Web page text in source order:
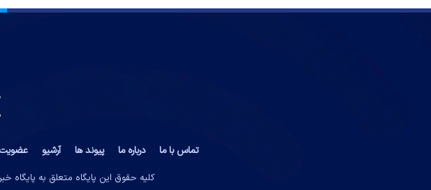
تماس با ما درباره ما پیوند ها آرشیو عضویت
کلیه حقوق این پایگاه متعلق به پایگاه